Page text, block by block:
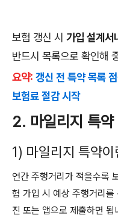
보험 갱신 시 가입 설계서
반드시 목록으로 확인해
요약: 갱신 전 특약 목록
보험료 절감 시작
2. 마일리지 특
1) 마일리지 특약이
연간 주행거리가 적을수록
험 가입 시 예상 주행거리
진 또는 앱으로 제출하면